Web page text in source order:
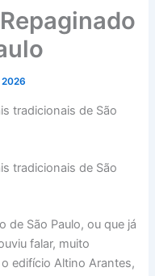
tradicionais de São
tradicionais de São
de São Paulo, ou que já
falar, muito
edifício Altino Arantes,